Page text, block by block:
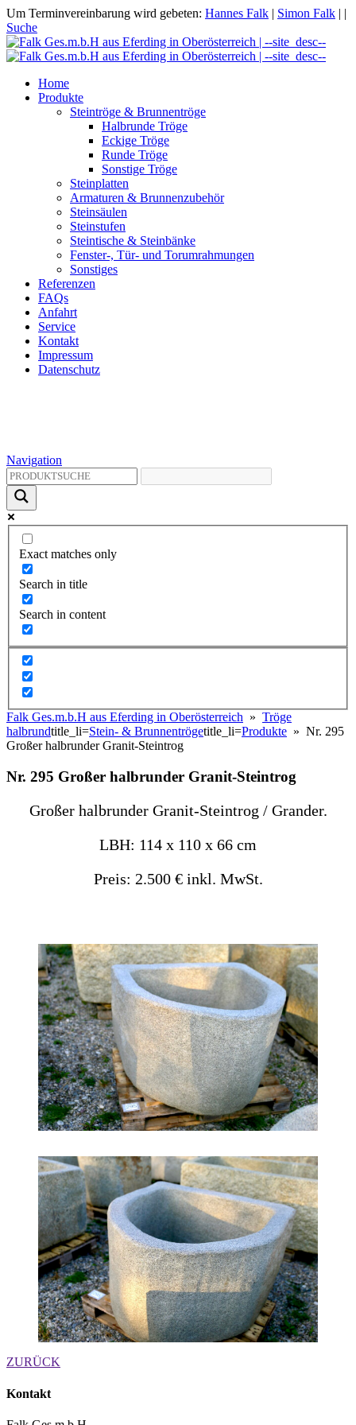
Um Terminvereinbarung wird gebeten: Hannes Falk | Simon Falk | |
Suche
Home
Produkte
Steintröge & Brunnentröge
Halbrunde Tröge
Eckige Tröge
Runde Tröge
Sonstige Tröge
Steinplatten
Armaturen & Brunnenzubehör
Steinsäulen
Steinstufen
Steintische & Steinbänke
Fenster-, Tür- und Torumrahmungen
Sonstiges
Referenzen
FAQs
Anfahrt
Service
Kontakt
Impressum
Datenschutz
Navigation
Exact matches only
Search in title
Search in content
Falk Ges.m.b.H aus Eferding in Oberösterreich » Tröge
halbrundtitle_li=Stein- & Brunnentrögetitle_li=Produkte » Nr. 295
Großer halbrunder Granit-Steintrog
Nr. 295 Großer halbrunder Granit-Steintrog
Großer halbrunder Granit-Steintrog / Grander.
LBH: 114 x 110 x 66 cm
Preis: 2.500 € inkl. MwSt.
ZURÜCK
Kontakt